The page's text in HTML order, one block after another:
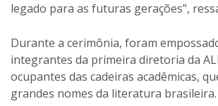
legado para as futuras gerações”,
Durante a cerimônia, foram
integrantes da primeira diretoria da
ocupantes das cadeiras acadêmicas,
grandes nomes da literatura brasileira.